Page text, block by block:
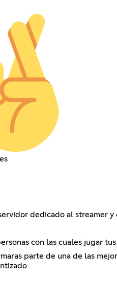
dedicado al streamer
con las cuales jugar
parte de una de las